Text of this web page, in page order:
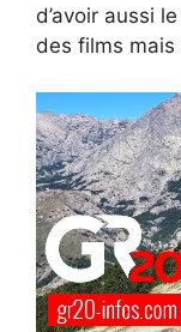
d’avoir aussi
des films